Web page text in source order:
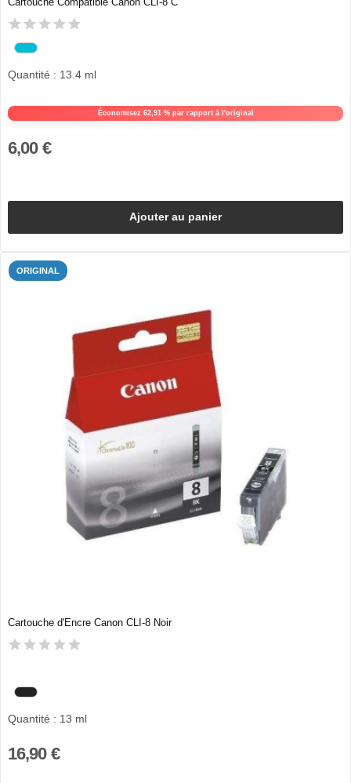
Économisez 62,91 % par rapport à l'original
Quantité : 13.4 ml
6,00 €
Ajouter au panier
ORIGINAL
Cartouche d'Encre Canon CLI-8 Noir
Quantité : 13 ml
16,90 €